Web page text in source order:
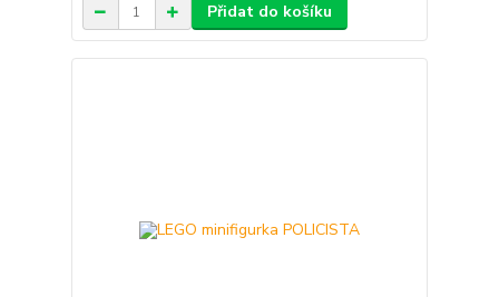
Přidat do košíku